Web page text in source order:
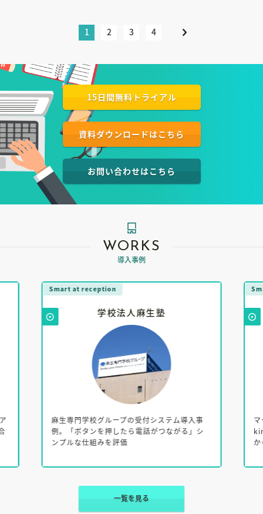
1 2 3 4
15日間無料トライアル
資料ダウンロードはこちら
お問い合わせはこちら
WORKS
導入事例
校法人麻生塾
ープの受付システム導入事
したら電話がつながる」シ
Smart at tools for kintone Excel
キリンビバレッジ
マーケティング部の商品開発プ
kintoneで再設計～Excel・メー
から脱却し、約半年で新システ
一覧を見る